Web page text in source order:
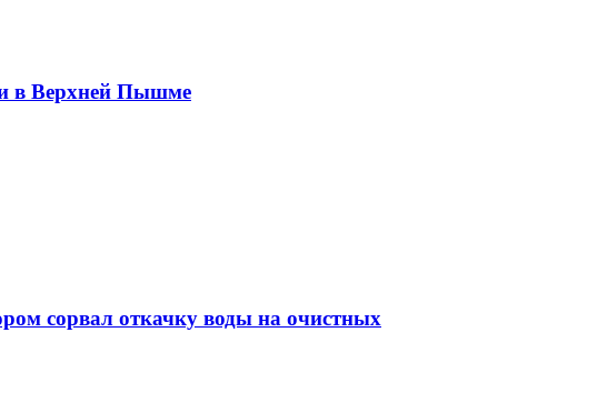
в Верхней Пышме
сорвал откачку воды на очистных